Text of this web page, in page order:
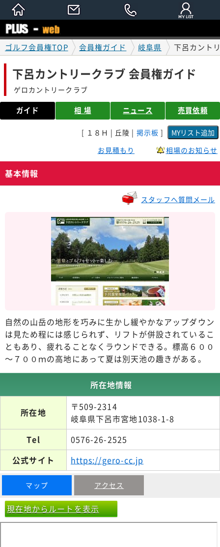
ゴルフ会員権TOP 会員権ガイド 岐阜県 下呂カント
下呂カントリークラブ 会員権ガイド
ゲロカントリークラブ
ガイド 相 場 ニュース 売買依頼
[ １８Ｈ | 丘陵 | 掲示板 ]
お見積もり
相場のお知らせ
基本情報
スタッフへ質問メール
自然の山岳の地形を巧みに生かし緩やかなアップダウン
は見ため程には感じられず、リフトが併設されているこ
ともあり、疲れることなくラウンドできる。標高６００
～７００ｍの高地にあって夏は別天池の趣きがある。
所在地情報
所在地
〒509-2314
岐阜県下呂市宮地1038-1-8
Tel
0576-26-2525
公式サイト
https://gero-cc.jp
マップ アクセス
現在地からルートを表示